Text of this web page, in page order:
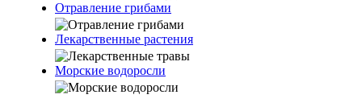
Отравление грибами
Лекарственные растения
Морские водоросли